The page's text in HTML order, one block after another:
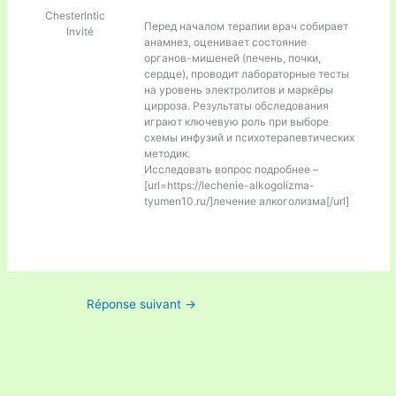
ChesterIntic
Invité
Перед началом терапии врач собирает
анамнез, оценивает состояние
органов-мишеней (печень, почки,
сердце), проводит лабораторные тесты
на уровень электролитов и маркёры
цирроза. Результаты обследования
играют ключевую роль при выборе
схемы инфузий и психотерапевтических
методик.
Исследовать вопрос подробнее –
[url=https://lechenie-alkogolizma-
tyumen10.ru/]лечение алкоголизма[/url]
Réponse suivant →